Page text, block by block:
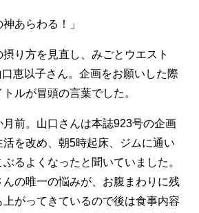
あらわる！」
り方を見直し、みごとウエスト
恵以子さん。企画をお願いした際
ルが冒頭の言葉でした。
月前。山口さんは本誌923号の企画
を改め、朝5時起床、ジムに通い
るよくなったと聞いていました。
の唯一の悩みが、お腹まわりに残
がってきているので後は食事内容